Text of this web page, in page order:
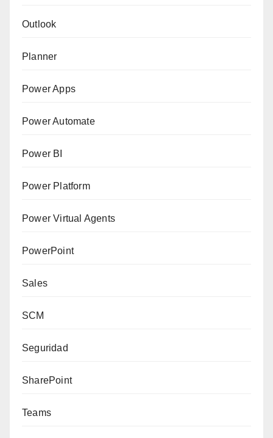
Outlook
Planner
Power Apps
Power Automate
Power BI
Power Platform
Power Virtual Agents
PowerPoint
Sales
SCM
Seguridad
SharePoint
Teams